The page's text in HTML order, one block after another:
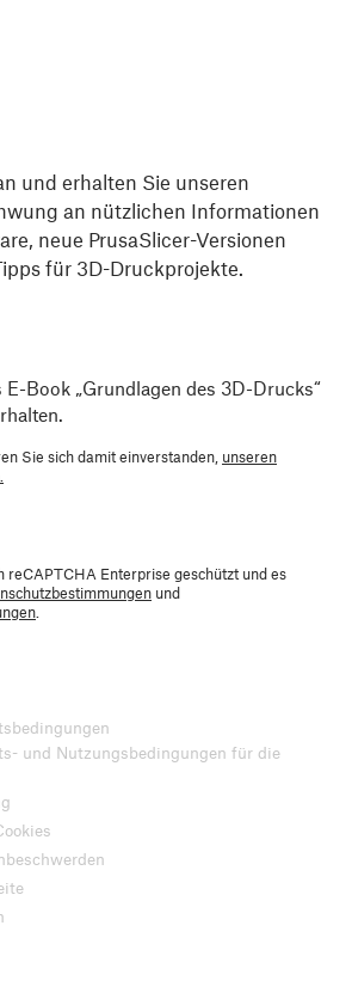
und erhalten Sie unseren
an nützlichen Informationen
neue PrusaSlicer-Versionen
für 3D-Druckprojekte.
E-Book „Grundlagen des 3D-Drucks“
Sie sich damit einverstanden, unseren
reCAPTCHA Enterprise geschützt und es
und
und Nutzungsbedingungen für die